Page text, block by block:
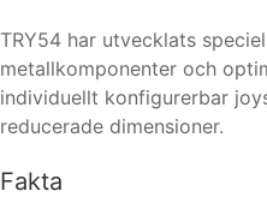
TRY54 har utvecklats
metallkomponenter och
individuellt konfigurerbar
reducerade dimensioner.
Fakta